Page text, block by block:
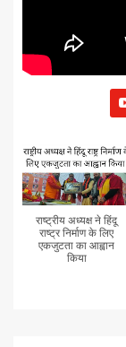
राष्ट्रीय अध्यक्ष ने हिंदू
राष्ट्र निर्माण के लिए
एकजुटता का आह्वान
किया